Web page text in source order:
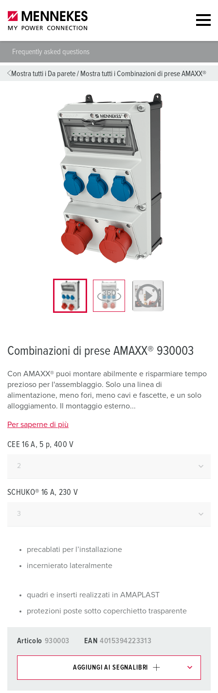
Frequently asked questions
Mostra tutti i Da parete/ Mostra tutti i Combinazioni di prese AMAXX®
Combinazioni di prese AMAXX® 930003
Con AMAXX® puoi montare abilmente e risparmiare tempo
prezioso per l'assemblaggio. Solo una linea di
alimentazione, meno fori, meno cavi e fascette, e un solo
alloggiamento. Il montaggio esterno...
Per saperne di più
CEE 16 A, 5 p, 400 V
SCHUKO® 16 A, 230 V
precablati per l’installazione
incernierato lateralmente
quadri e inserti realizzati in AMAPLAST
protezioni poste sotto coperchietto trasparente
Articolo 930003 EAN 4015394223313
AGGIUNGI AI SEGNALIBRI